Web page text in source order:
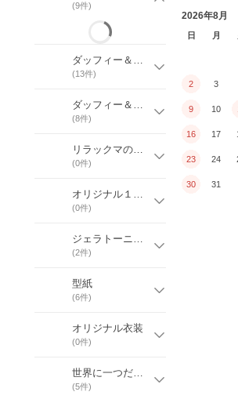
(9件)
ダッフィー＆シェリーメイ専用衣装
(13件)
ダッフィー＆シェリーメイの手作り
(8件)
リラックマの手作りキット
(0件)
オリジナル１点ものウエディング衣
(0件)
ジェラトーニ＆ステラルーの手作り
(2件)
型紙
(6件)
オリジナル衣装
(0件)
世界に一つだけのオリジナルグッズ
(5件)
2026年8月
日 月
2 3
9 10
16 17
23 24
30 31